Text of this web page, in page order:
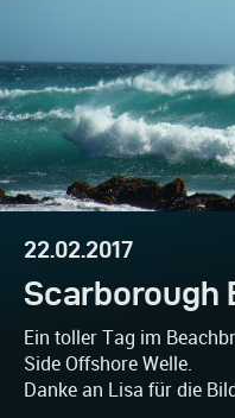
22.02.2017
Scarborough
Ein toller Tag im
Side Offshore Welle.
Danke an Lisa für die